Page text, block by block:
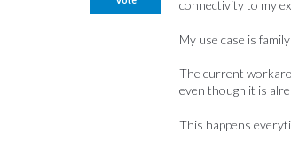
connectivity to my
My use case is
The current
even though it is
This happens